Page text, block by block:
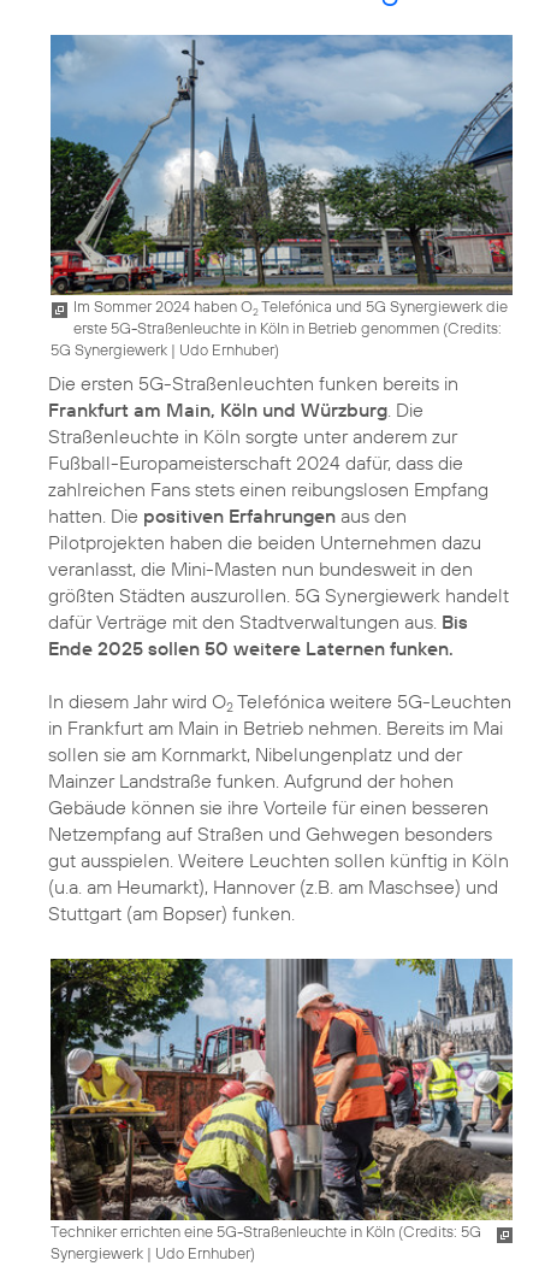
Im Sommer 2024 haben O2Telefónica und 5G Synergiewerk die
erste 5G-Straßenleuchte in Köln in Betrieb genommen (Credits:
5G Synergiewerk | Udo Ernhuber)
Die ersten 5G-Straßenleuchten funken bereits in
Frankfurt am Main, Köln und Würzburg. Die
Straßenleuchte in Köln sorgte unter anderem zur
Fußball-Europameisterschaft 2024 dafür, dass die
zahlreichen Fans stets einen reibungslosen Empfang
hatten. Die positiven Erfahrungen aus den
Pilotprojekten haben die beiden Unternehmen dazu
veranlasst, die Mini-Masten nun bundesweit in den
größten Städten auszurollen. 5G Synergiewerk handelt
dafür Verträge mit den Stadtverwaltungen aus. Bis
Ende 2025 sollen 50 weitere Laternen funken.
In diesem Jahr wird O2 Telefónica weitere 5G-Leuchten
in Frankfurt am Main in Betrieb nehmen. Bereits im Mai
sollen sie am Kornmarkt, Nibelungenplatz und der
Mainzer Landstraße funken. Aufgrund der hohen
Gebäude können sie ihre Vorteile für einen besseren
Netzempfang auf Straßen und Gehwegen besonders
gut ausspielen. Weitere Leuchten sollen künftig in Köln
(u.a. am Heumarkt), Hannover (z.B. am Maschsee) und
Stuttgart (am Bopser) funken.
Techniker errichten eine 5G-Straßenleuchte in Köln (Credits: 5G
Synergiewerk | Udo Ernhuber)